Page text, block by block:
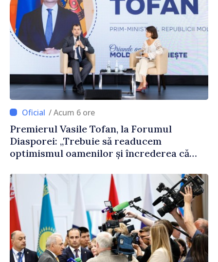
/ Acum 6 ore
Premierul Vasile Tofan, la Forumul
Diasporei: „Trebuie să readucem
optimismul oamenilor și încrederea că
corectă”